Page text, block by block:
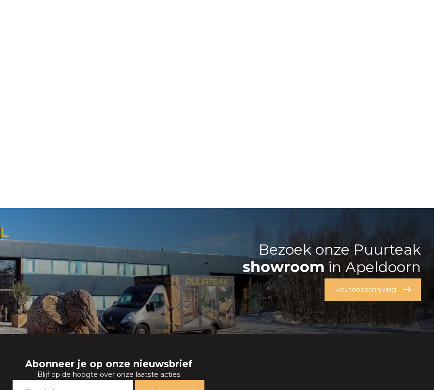
Bezoek onze Puurteak
showroomin Apeldoorn
Routebeschrijving
Abonneer je op onze nieuwsbrief
Blijf op de hoogte over onze laatste acties